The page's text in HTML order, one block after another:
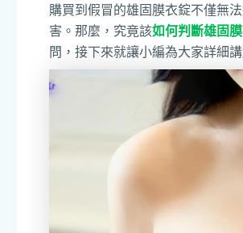
購買到假冒的雄固膜衣錠不僅無
害。那麼，究竟該如何判斷雄固
問，接下來就讓小編為大家詳細